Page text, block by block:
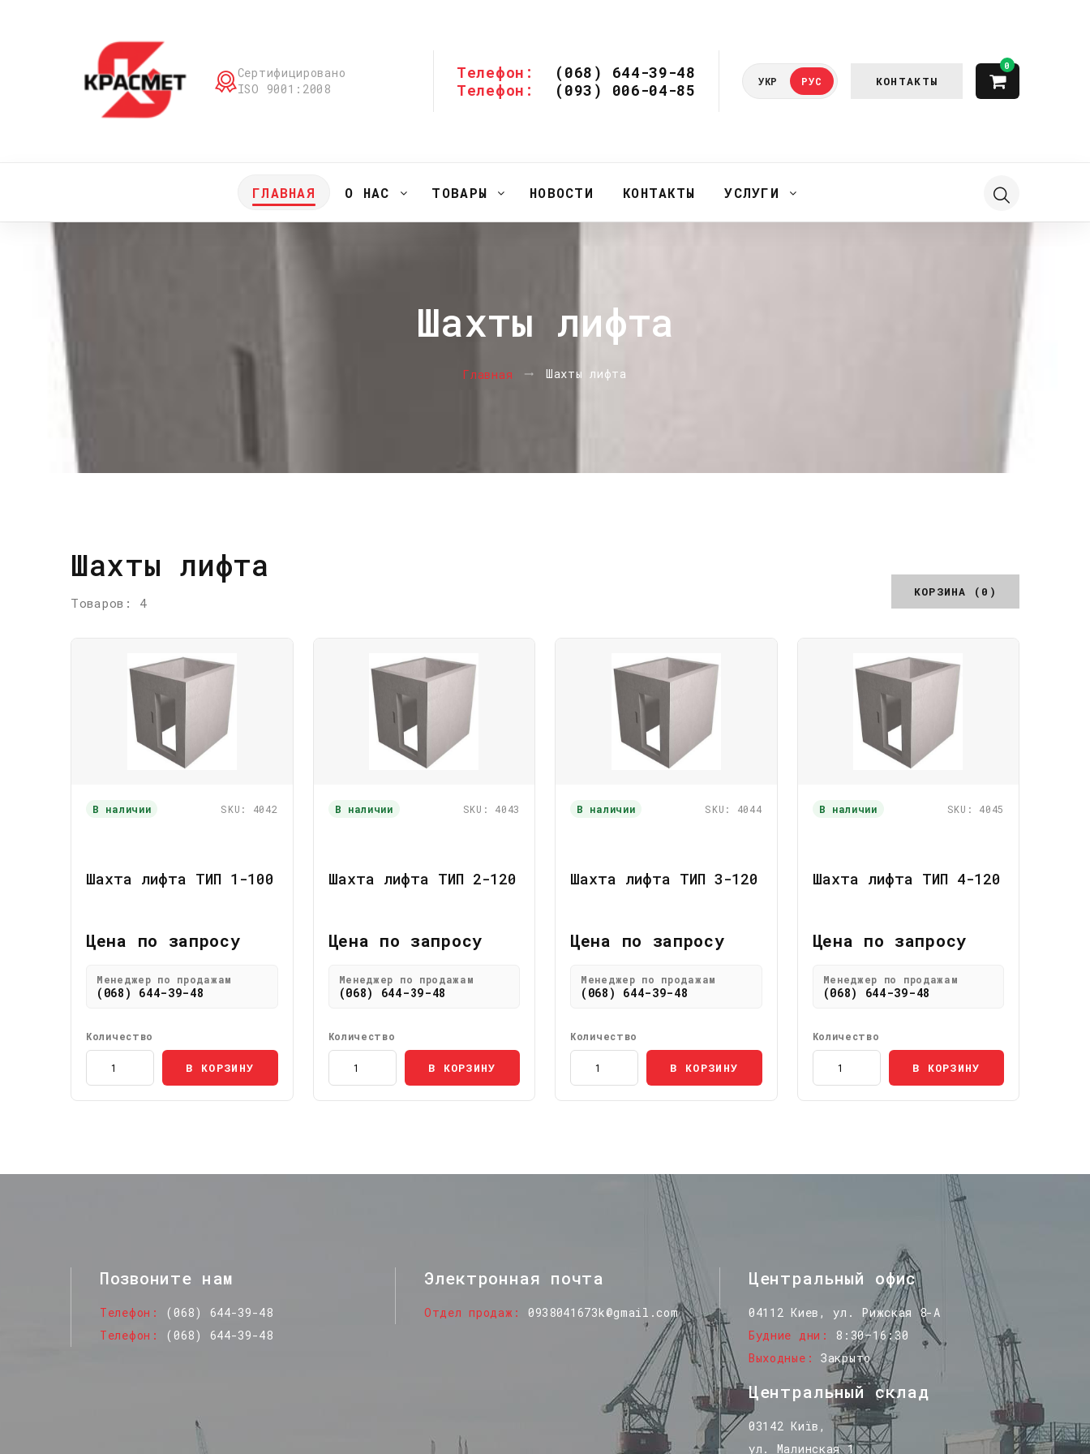
Сертифицировано
ISO 9001:2008
Телефон:
(068) 644-39-48
Телефон:
(093) 006-04-85 УКР РУС КОНТАКТЫ
0
ГЛАВНАЯ О НАС ТОВАРЫ НОВОСТИ КОНТАКТЫ УСЛУГИ
Шахты лифта
Главная Шахты лифта
Шахты лифта
Товаров: 4
КОРЗИНА (0)
В наличии SKU: 4042
Шахта лифта ТИП 1-100
Цена по запросу
Менеджер по продажам
(068) 644-39-48
Количество
В КОРЗИНУ
В наличии SKU: 4043
Шахта лифта ТИП 2-120
Цена по запросу
Менеджер по продажам
(068) 644-39-48
Количество
В КОРЗИНУ
В наличии SKU: 4044
Шахта лифта ТИП 3-120
Цена по запросу
Менеджер по продажам
(068) 644-39-48
Количество
В КОРЗИНУ
В наличии SKU: 4045
Шахта лифта ТИП 4-120
Цена по запросу
Менеджер по продажам
(068) 644-39-48
Количество
В КОРЗИНУ
Позвоните нам
Телефон
(068) 644-39-48
Телефон
(068) 644-39-48
Электронная почта
Отдел продаж 0938041673k@gmail.com
Центральный офис
04112 Киев, ул. Рижская 8-А
Будние дни
8:30–16:30
Выходные
Закрыто
Центральный склад
03142 Київ,
ул. Малинская 1